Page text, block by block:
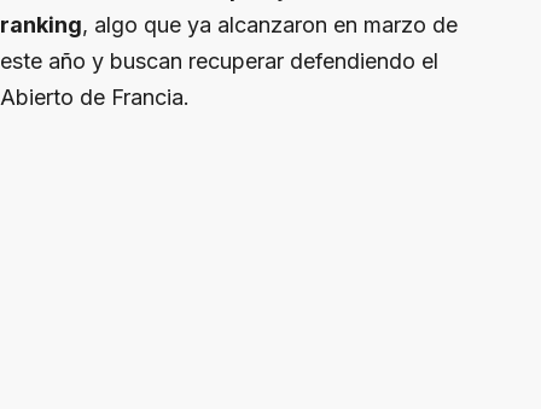
ranking, algo que ya alcanzaron en marzo de
este año y buscan recuperar defendiendo el
Abierto de Francia.